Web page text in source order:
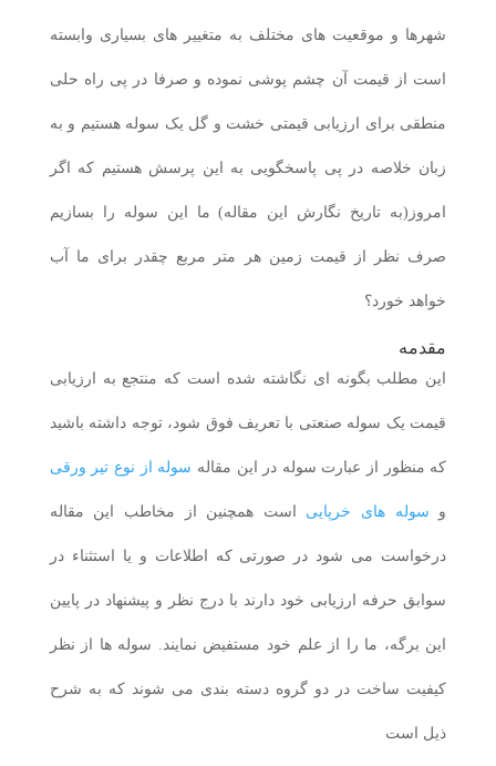
شهرها و موقعیت های مختلف به متغییر های بسیاری وابسته
است از قیمت آن چشم پوشی نموده و صرفا در پی راه حلی
منطقی برای ارزیابی قیمتی خشت و گل یک سوله هستیم و به
زبان خلاصه در پی پاسخگویی به این پرسش هستیم که اگر
امروز(به تاریخ نگارش این مقاله) ما این سوله را بسازیم
صرف نظر از قیمت زمین هر متر مربع چقدر برای ما آب
خواهد خورد؟
مقدمه
این مطلب بگونه ای نگاشته شده است که منتجع به ارزیابی
قیمت یک سوله صنعتی با تعریف فوق شود، توجه داشته باشید
که منظور از عبارت سوله در این مقاله سوله از نوع تیر ورقی
و سوله های خرپایی است همچنین از مخاطب این مقاله
درخواست می شود در صورتی که اطلاعات و یا استثناء در
سوابق حرفه ارزیابی خود دارند با درج نظر و پیشنهاد در پایین
این برگه، ما را از علم خود مستفیض نمایند. سوله ها از نظر
کیفیت ساخت در دو گروه دسته بندی می شوند که به شرح
ذیل است